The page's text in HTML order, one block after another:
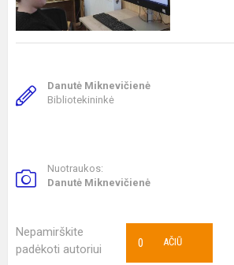
Danutė Miknevičienė
Bibliotekininkė
Nuotraukos:
Danutė Miknevičienė
Nepamirškite
padėkoti autoriui
AČIŪ
0